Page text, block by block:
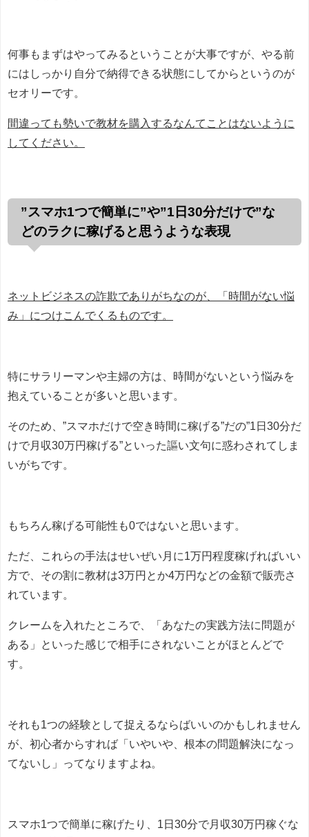
何事もまずはやってみるということが大事ですが、やる前
にはしっかり自分で納得できる状態にしてからというのが
セオリーです。
間違っても勢いで教材を購入するなんてことはないように
してください。
”スマホ1つで簡単に”や”1日30分だけで”な
どのラクに稼げると思うような表現
ネットビジネスの詐欺でありがちなのが、「時間がない悩
み」につけこんでくるものです。
特にサラリーマンや主婦の方は、時間がないという悩みを
抱えていることが多いと思います。
そのため、”スマホだけで空き時間に稼げる”だの”1日30分だ
けで月収30万円稼げる”といった謳い文句に惑わされてしま
いがちです。
もちろん稼げる可能性も0ではないと思います。
ただ、これらの手法はせいぜい月に1万円程度稼げればいい
方で、その割に教材は3万円とか4万円などの金額で販売さ
れています。
クレームを入れたところで、「あなたの実践方法に問題が
ある」といった感じで相手にされないことがほとんどで
す。
それも1つの経験として捉えるならばいいのかもしれません
が、初心者からすれば「いやいや、根本の問題解決になっ
てないし」ってなりますよね。
スマホ1つで簡単に稼げたり、1日30分で月収30万円稼ぐな